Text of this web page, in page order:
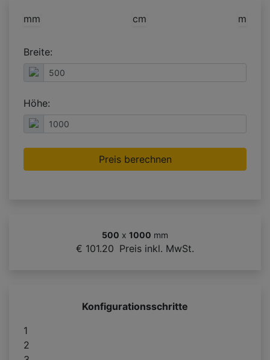
mm cm m
Breite:
Höhe:
Preis berechnen
500 x 1000 mm
€ 101.20 Preis inkl. MwSt.
Konfigurationsschritte
1
2